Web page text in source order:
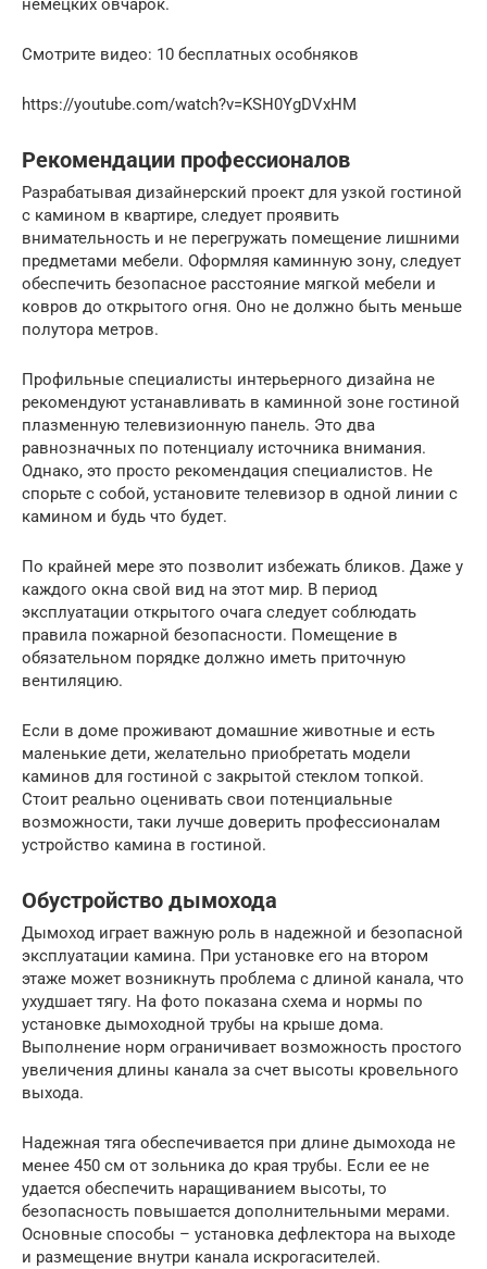
немецких овчарок.
Смотрите видео: 10 бесплатных особняков
https://youtube.com/watch?v=KSH0YgDVxHM
Рекомендации профессионалов
Разрабатывая дизайнерский проект для узкой гостиной
с камином в квартире, следует проявить
внимательность и не перегружать помещение лишними
предметами мебели. Оформляя каминную зону, следует
обеспечить безопасное расстояние мягкой мебели и
ковров до открытого огня. Оно не должно быть меньше
полутора метров.
Профильные специалисты интерьерного дизайна не
рекомендуют устанавливать в каминной зоне гостиной
плазменную телевизионную панель. Это два
равнозначных по потенциалу источника внимания.
Однако, это просто рекомендация специалистов. Не
спорьте с собой, установите телевизор в одной линии с
камином и будь что будет.
По крайней мере это позволит избежать бликов. Даже у
каждого окна свой вид на этот мир. В период
эксплуатации открытого очага следует соблюдать
правила пожарной безопасности. Помещение в
обязательном порядке должно иметь приточную
вентиляцию.
Если в доме проживают домашние животные и есть
маленькие дети, желательно приобретать модели
каминов для гостиной с закрытой стеклом топкой.
Стоит реально оценивать свои потенциальные
возможности, таки лучше доверить профессионалам
устройство камина в гостиной.
Обустройство дымохода
Дымоход играет важную роль в надежной и безопасной
эксплуатации камина. При установке его на втором
этаже может возникнуть проблема с длиной канала, что
ухудшает тягу. На фото показана схема и нормы по
установке дымоходной трубы на крыше дома.
Выполнение норм ограничивает возможность простого
увеличения длины канала за счет высоты кровельного
выхода.
Надежная тяга обеспечивается при длине дымохода не
менее 450 см от зольника до края трубы. Если ее не
удается обеспечить наращиванием высоты, то
безопасность повышается дополнительными мерами.
Основные способы – установка дефлектора на выходе
и размещение внутри канала искрогасителей.